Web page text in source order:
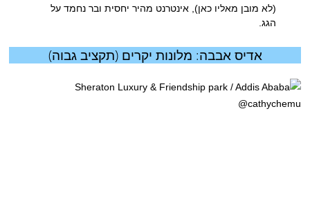
(לא מובן מאליו כאן), אינטרנט מהיר יחסית ובר נחמד על
הגג.
אדיס אבבה: מלונות יקרים (תקציב גבוה)